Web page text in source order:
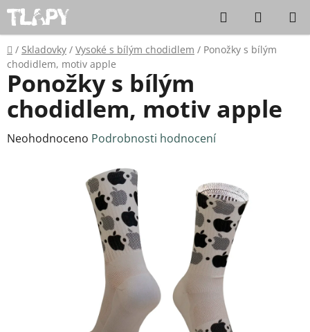
Přejít na obsah Hledat
Domů
/ Skladovky / Vysoké s bílým chodidlem / Ponožky s bílým
chodidlem, motiv apple
Ponožky s bílým
chodidlem, motiv apple
Průměrné hodnocení produktu je 0,0 z 5 hvězdiček.
Neohodnoceno Podrobnosti hodnocení